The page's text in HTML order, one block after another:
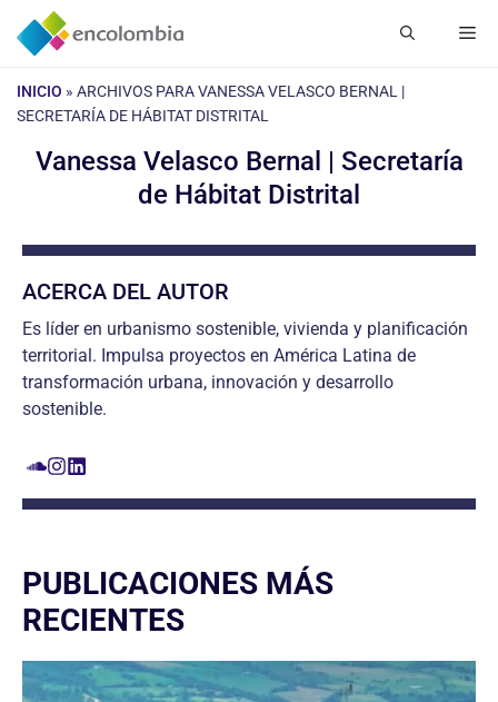
Saltar
INICIO » ARCHIVOS PARA VANESSA VELASCO BERNAL |
SECRETARÍA DE HÁBITAT DISTRITAL
Vanessa Velasco Bernal | Secretaría
de Hábitat Distrital
ACERCA DEL AUTOR
Es líder en urbanismo sostenible, vivienda y planificación
territorial. Impulsa proyectos en América Latina de
transformación urbana, innovación y desarrollo
sostenible.
PUBLICACIONES MÁS
RECIENTES